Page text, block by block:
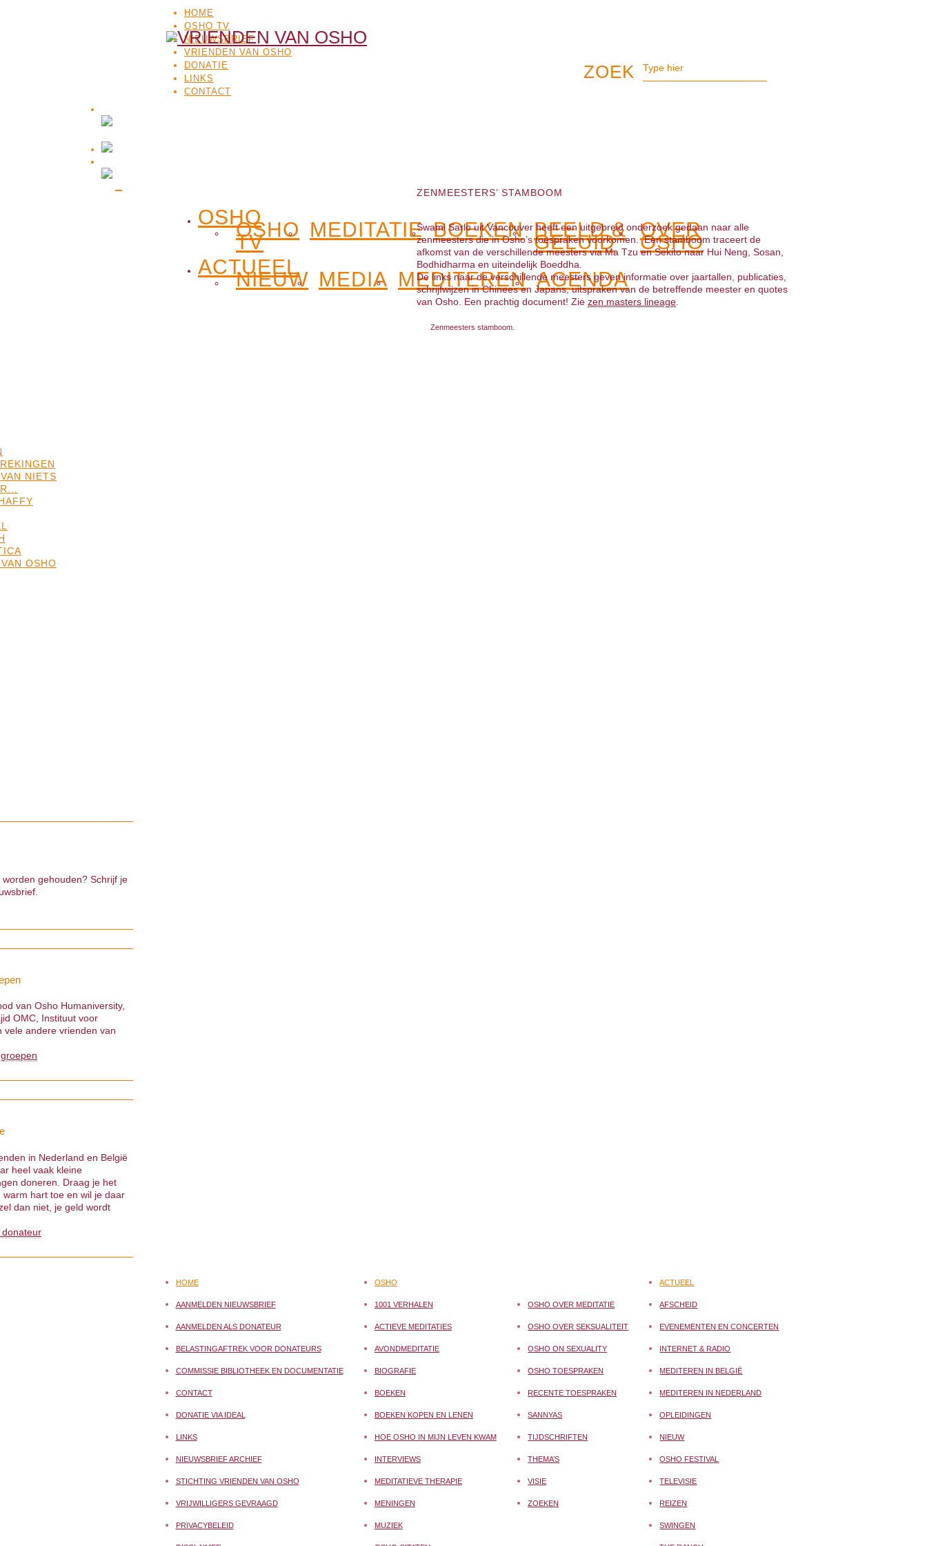
HOME
OSHO TV
NIEUWSBRIEF
VRIENDEN VAN OSHO
DONATIE
LINKS
CONTACT
OSHO
OSHO
TV
MEDITATIE BOEKEN BEELD &
GELUID
OVER
OSHO
ACTUEEL
NIEUW MEDIA MEDITEREN AGENDA
ZENMEESTERS’ STAMBOOM
Swami Sarlo uit Vancouver heeft een uitgebreid onderzoek gedaan naar alle
zenmeesters die in Osho’s toespraken voorkomen. Een stamboom traceert de
afkomst van de verschillende meesters via Ma Tzu en Sekito naar Hui Neng, Sosan,
Bodhidharma en uiteindelijk Boeddha.
De links naar de verschillende meesters geven informatie over jaartallen, publicaties,
schrijfwijzen in Chinees en Japans, uitspraken van de betreffende meester en quotes
van Osho. Een prachtig document! Zie zen masters lineage
Zenmeesters stamboom.
NIETS
OSHO
gehouden? Schrijf je
van Osho Humaniversity,
OMC, Instituut voor
vele andere vrienden van
in Nederland en België
heel vaak kleine
doneren. Draag je het
hart toe en wil je daar
dan niet, je geld wordt
HOME
AANMELDEN NIEUWSBRIEF
AANMELDEN ALS DONATEUR
BELASTINGAFTREK VOOR DONATEURS
COMMISSIE BIBLIOTHEEK EN DOCUMENTATIE
CONTACT
DONATIE VIA IDEAL
LINKS
NIEUWSBRIEF ARCHIEF
STICHTING VRIENDEN VAN OSHO
VRIJWILLIGERS GEVRAAGD
PRIVACYBELEID
OSHO
1001 VERHALEN
ACTIEVE MEDITATIES
AVONDMEDITATIE
BIOGRAFIE
BOEKEN
BOEKEN KOPEN EN LENEN
HOE OSHO IN MIJN LEVEN KWAM
INTERVIEWS
MEDITATIEVE THERAPIE
MENINGEN
MUZIEK
OSHO OVER MEDITATIE
OSHO OVER SEKSUALITEIT
OSHO ON SEXUALITY
OSHO TOESPRAKEN
RECENTE TOESPRAKEN
SANNYAS
TIJDSCHRIFTEN
THEMA’S
VISIE
ZOEKEN
ACTUEEL
AFSCHEID
EVENEMENTEN EN CONCERTEN
INTERNET & RADIO
MEDITEREN IN BELGIË
MEDITEREN IN NEDERLAND
OPLEIDINGEN
NIEUW
OSHO FESTIVAL
TELEVISIE
REIZEN
SWINGEN